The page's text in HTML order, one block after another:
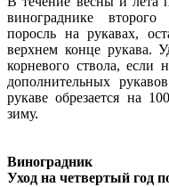
винограднике второго
поросль на рукавах,
верхнем конце рукава.
корневого ствола, если
дополнительных
рукаве обрезается на
зиму.
Виноградник
Уход на четвертый год